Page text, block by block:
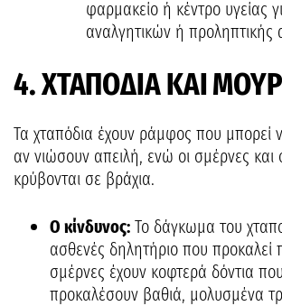
φαρμακείο ή κέντρο υγείας
αναλγητικών ή προληπτικής
4. ΧΤΑΠΟΔΙΑ ΚΑΙ
Τα χταπόδια έχουν ράμφος που μπορεί
αν νιώσουν απειλή, ενώ οι σμέρνες και
κρύβονται σε βράχια.
Ο κίνδυνος: Το δάγκωμα του
ασθενές δηλητήριο που προκαλεί
σμέρνες έχουν κοφτερά δόντια
προκαλέσουν βαθιά, μολυσμένα